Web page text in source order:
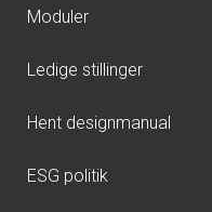
Moduler
Ledige stillinger
Hent designmanual
ESG politik